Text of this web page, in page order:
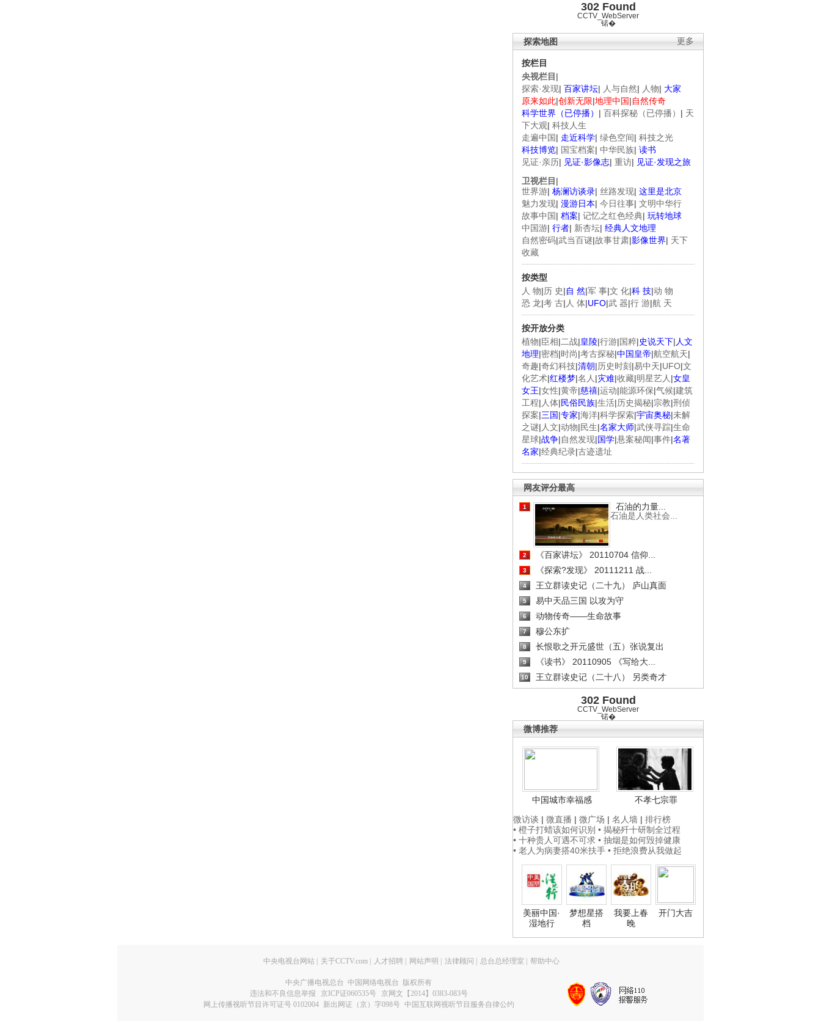
302 Found
CCTV_WebServer
锘�
更多
探索地图
按栏目
央视栏目 |
探索·发现| 百家讲坛| 人与自然| 人物| 大家
原来如此|创新无限|地理中国|自然传奇
科学世界（已停播） | 百科探秘（已停播） | 天
下大观| 科技人生
走遍中国| 走近科学| 绿色空间| 科技之光
科技博览| 国宝档案| 中华民族| 读书
见证·亲历| 见证·影像志| 重访| 见证·发现之旅
卫视栏目 |
世界游| 杨澜访谈录| 丝路发现| 这里是北京
魅力发现| 漫游日本| 今日往事| 文明中华行
故事中国| 档案| 记忆之红色经典| 玩转地球
中国游| 行者| 新杏坛| 经典人文地理
自然密码|武当百谜|故事甘肃|影像世界| 天下
收藏
按类型
人 物|历 史|自 然|军 事|文 化|科 技|动 物
恐 龙|考 古| 人 体|UFO|武 器|行 游|航 天
按开放分类
植物|臣相|二战|皇陵|行游|国粹|史说天下| 人文
地理|密档|时尚|考古探秘|中国皇帝|航空航天|
奇趣|奇幻科技|清朝|历史时刻 |易中天|UFO|文
化艺术|红楼梦|名人 |灾难|收藏|明星艺人 |女皇
女王|女性|黄帝|慈禧|运动|能源环保|气候|建筑
工程| 人体|民俗民族|生活|历史揭秘|宗教|刑侦
探案|三国|专家|海洋|科学探索|宇宙奥秘|未解
之谜| 人文|动物|民生|名家大师|武侠寻踪|生命
星球|战争|自然发现|国学|悬案秘闻|事件|名著
名家|经典纪录|古迹遗址
网友评分最高
1
石油的力量...
石油是人类社会...
2 《百家讲坛》 20110704 信仰...
3 《探索?发现》 20111211 战...
4 王立群读史记（二十九） 庐山真面
5 易中天品三国 以攻为守
6 动物传奇——生命故事
7 穆公东扩
8 长恨歌之开元盛世（五）张说复出
9 《读书》 20110905 《写给大...
10 王立群读史记（二十八） 另类奇才
302 Found
CCTV_WebServer
锘�
微博推荐
中国城市幸福感
不孝七宗罪
微访谈 | 微直播 | 微广场 | 名人墙 | 排行榜
• 橙子打蜡该如何识别 • 揭秘歼十研制全过程
• 十种贵人可遇不可求 • 抽烟是如何毁掉健康
• 老人为病妻搭40米扶手 • 拒绝浪费从我做起
美丽中国·
湿地行
梦想星搭
档
我要上春
晚
开门大吉
中央电视台网站 关于CCTV.com 人才招聘 网站声明 法律顾问 总台总经理室 帮助中心
中央广播电视总台 中国网络电视台 版权所有
违法和不良信息举报
京ICP证060535号
京网文【2014】0383-083号
网上传播视听节目许可证号 0102004 新出网证（京）字098号 中国互联网视听节目服务自律公约